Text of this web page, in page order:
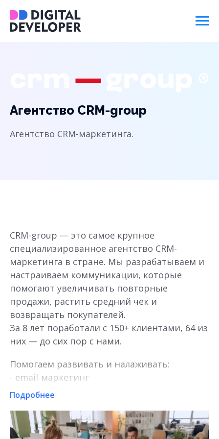
Агентство CRM-group
Агентство CRM-маркетинга.
CRM-group — это самое крупное
специализированное агентство CRM-
маркетинга в стране. Мы разрабатываем и
настраиваем коммуникации, которые
помогают увеличивать повторные
продажи, растить средний чек и
возвращать покупателей.
За 8 лет поработали с 150+ клиентами, 64 из
них — до сих пор с нами.
Помогаем развивать и налаживать:
- email-маркетинг
- мессенджер-маркетинг
- push и SMS каналы
- контент-маркетинг
- аналитику
Подробнее